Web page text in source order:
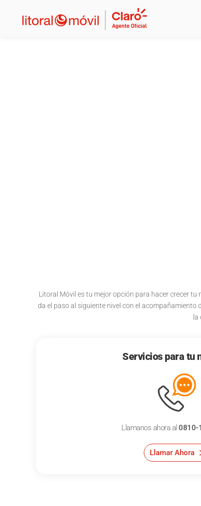
Litoral Móvil es tu mejor opción para hacer crecer
da el paso al siguiente nivel con el
Servicios para tu
Llamanos ahora al 0810-
Llamar Ahora